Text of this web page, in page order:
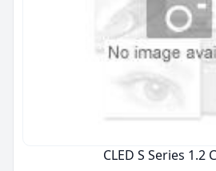
CLED S Series 1.2